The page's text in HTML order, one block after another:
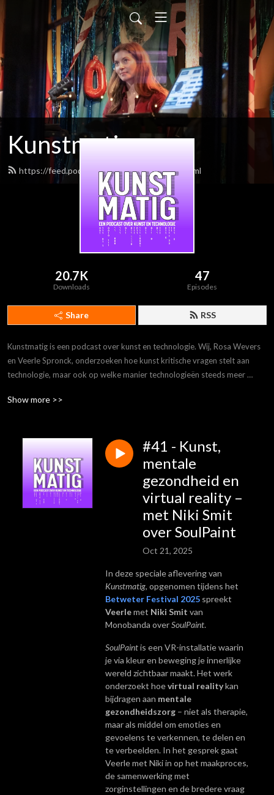
Kunstmatig
https://feed.podbean.com/kunstmatig/feed.xml
20.7K
Downloads
47
Episodes
Share RSS
Kunstmatig is een podcast over kunst en technologie. Wij, Rosa Wevers
en Veerle Spronck, onderzoeken hoe kunst kritische vragen stelt aan
technologie, maar ook op welke manier technologieën steeds meer
nieuw thema: van Instagram-museum tot Big Data-toneel. We nemen jou
Show more >>
#41 - Kunst,
mentale
gezondheid en
virtual reality –
met Niki Smit
over SoulPaint
Oct 21, 2025
In deze speciale aflevering van
Kunstmatig, opgenomen tijdens het
Betweter Festival 2025 spreekt
Veerlemet Niki Smit van
Monobanda overSoulPaint.
SoulPaintis een VR-installatie waarin
je via kleur en beweging je innerlijke
wereld zichtbaar maakt. Het werk
onderzoekt hoevirtual realitykan
bijdragen aan mentale
gezondheidszorg – niet als therapie,
maar als middel om emoties en
gevoelens te verkennen, te delen en
te verbeelden. In het gesprek gaat
Veerle met Niki in op het maakproces,
de samenwerking met
zorginstellingen en de bredere vraag